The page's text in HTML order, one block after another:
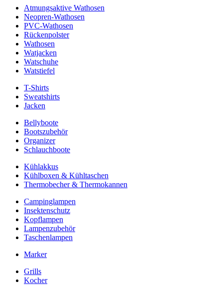
Atmungsaktive Wathosen
Neopren-Wathosen
PVC-Wathosen
Rückenpolster
Wathosen
Watjacken
Watschuhe
Watstiefel
T-Shirts
Sweatshirts
Jacken
Bellyboote
Bootszubehör
Organizer
Schlauchboote
Kühlakkus
Kühlboxen & Kühltaschen
Thermobecher & Thermokannen
Campinglampen
Insektenschutz
Kopflampen
Lampenzubehör
Taschenlampen
Marker
Grills
Kocher